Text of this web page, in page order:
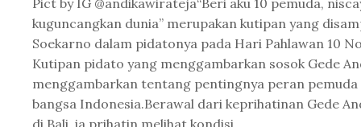
Pict by IG @andikawirateja“Beri aku 10 pemuda,
kuguncangkan dunia” merupakan kutipan yang
Soekarno dalam pidatonya pada Hari Pahlawan 10
Kutipan pidato yang menggambarkan sosok Gede
menggambarkan tentang pentingnya peran pemuda
bangsa Indonesia.Berawal dari keprihatinan Gede